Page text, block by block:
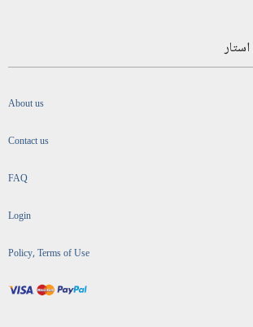
About us
Contact us
FAQ
Login
Policy, Terms of Use